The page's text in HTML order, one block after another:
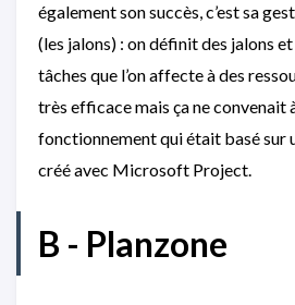
également son succès, c’est sa
(les jalons) : on définit des jalons
tâches que l’on affecte à des
très efficace mais ça ne convenait
fonctionnement qui était basé sur
créé avec Microsoft Project.
B - Planzone